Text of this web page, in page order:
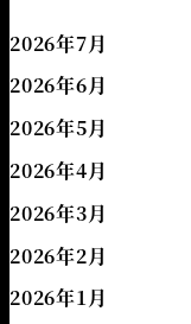
2026年7月
2026年6月
2026年5月
2026年4月
2026年3月
2026年2月
2026年1月